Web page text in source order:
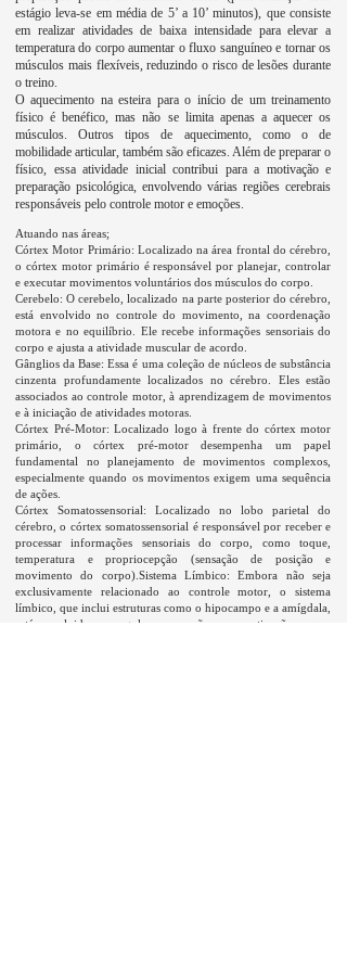
estágio leva-se em média de 5’ a 10’ minutos), que consiste
em realizar atividades de baixa intensidade para elevar a
temperatura do corpo aumentar o fluxo sanguíneo e tornar os
músculos mais flexíveis, reduzindo o risco de lesões durante
o treino.
O aquecimento na esteira para o início de um treinamento
físico é benéfico, mas não se limita apenas a aquecer os
músculos. Outros tipos de aquecimento, como o de
mobilidade articular, também são eficazes. Além de preparar o
físico, essa atividade inicial contribui para a motivação e
preparação psicológica, envolvendo várias regiões cerebrais
responsáveis pelo controle motor e emoções.
Atuando nas áreas;
Córtex Motor Primário: Localizado na área frontal do cérebro,
o córtex motor primário é responsável por planejar, controlar
e executar movimentos voluntários dos músculos do corpo.
Cerebelo: O cerebelo, localizado na parte posterior do cérebro,
está envolvido no controle do movimento, na coordenação
motora e no equilíbrio. Ele recebe informações sensoriais do
corpo e ajusta a atividade muscular de acordo.
Gânglios da Base: Essa é uma coleção de núcleos de substância
cinzenta profundamente localizados no cérebro. Eles estão
associados ao controle motor, à aprendizagem de movimentos
e à iniciação de atividades motoras.
Córtex Pré-Motor: Localizado logo à frente do córtex motor
primário, o córtex pré-motor desempenha um papel
fundamental no planejamento de movimentos complexos,
especialmente quando os movimentos exigem uma sequência
de ações.
Córtex Somatossensorial: Localizado no lobo parietal do
cérebro, o córtex somatossensorial é responsável por receber e
processar informações sensoriais do corpo, como toque,
temperatura e propriocepção (sensação de posição e
movimento do corpo).Sistema Límbico: Embora não seja
exclusivamente relacionado ao controle motor, o sistema
límbico, que inclui estruturas como o hipocampo e a amígdala,
está envolvido em regular as emoções e a motivação, o que